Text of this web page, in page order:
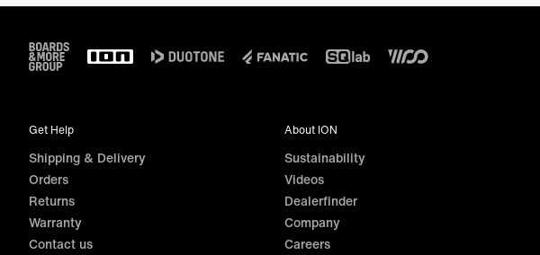
Footer
Get Help
Shipping & Delivery
Orders
Returns
Warranty
Contact us
About ION
Sustainability
Videos
Dealerfinder
Company
Careers